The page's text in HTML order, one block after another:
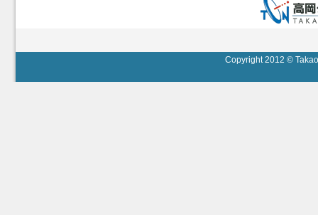
Copyright 2012 ©